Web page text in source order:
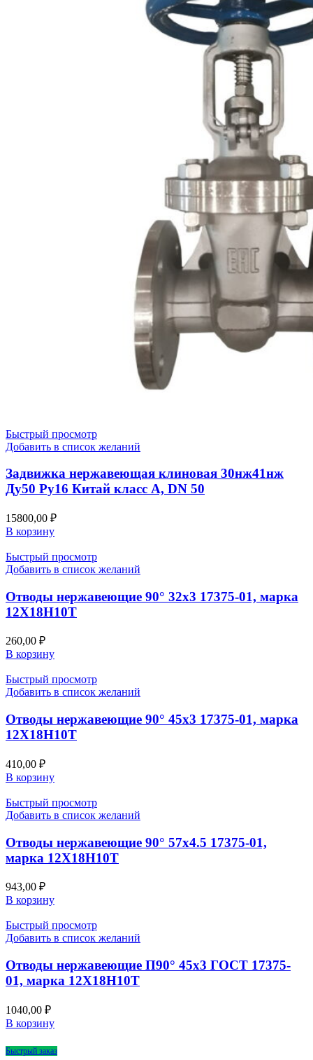
Быстрый просмотр
Добавить в список желаний
Задвижка нержавеющая клиновая 30нж41нж
Ду50 Ру16 Китай класс А, DN 50
15800,00 ₽
В корзину
Быстрый просмотр
Добавить в список желаний
Отводы нержавеющие 90° 32х3 17375-01, марка
12Х18Н10Т
260,00 ₽
В корзину
Быстрый просмотр
Добавить в список желаний
Отводы нержавеющие 90° 45х3 17375-01, марка
12Х18Н10Т
410,00 ₽
В корзину
Быстрый просмотр
Добавить в список желаний
Отводы нержавеющие 90° 57х4.5 17375-01,
марка 12Х18Н10Т
943,00 ₽
В корзину
Быстрый просмотр
Добавить в список желаний
Отводы нержавеющие П90° 45х3 ГОСТ 17375-
01, марка 12Х18Н10Т
1040,00 ₽
В корзину
Быстрый заказ